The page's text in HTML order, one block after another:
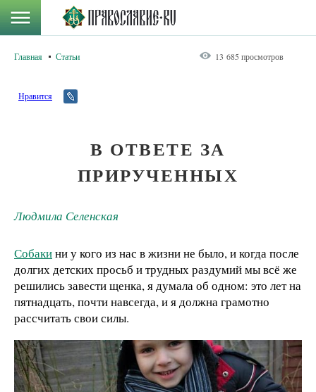
Главная Статьи 13 685 просмотров
Нравится
В ОТВЕТЕ ЗА
ПРИРУЧЕННЫХ
Людмила Селенская
Собакини у кого из нас в жизни не было, и когда после
долгих детских просьб и трудных раздумий мы всё же
решились завести щенка, я думала об одном: это лет на
пятнадцать, почти навсегда, и я должна грамотно
рассчитать свои силы.